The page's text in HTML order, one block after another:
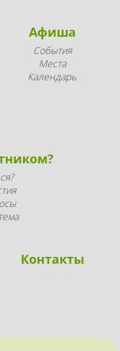
Афиша
События
Места
Календарь
Контакты